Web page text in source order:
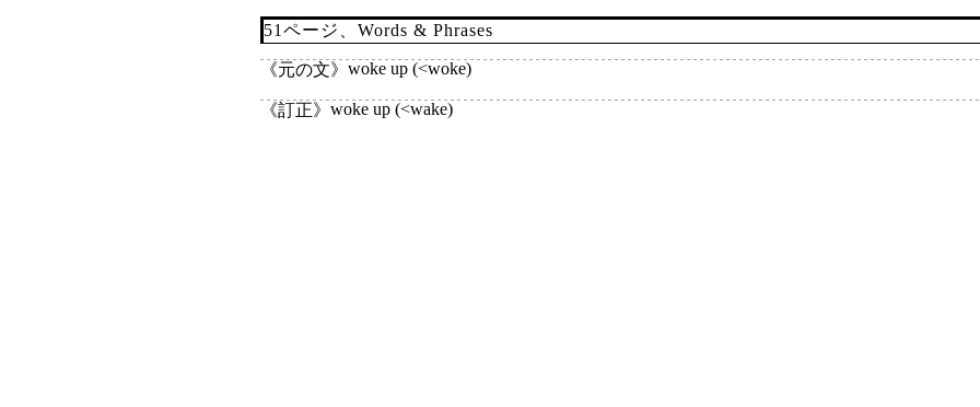
51ページ、Words & Phrases
《元の文》 woke up (<woke)
《訂正》 woke up (<wake)